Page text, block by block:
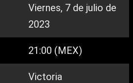
Viernes, 7 de julio de
2023
21:00 (MEX)
Victoria